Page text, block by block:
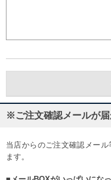
※ご注文確認メールが
当店からのご注文確認メー
ます。